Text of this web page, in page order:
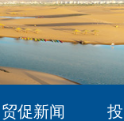
贸促新闻